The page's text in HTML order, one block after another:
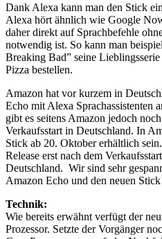
Dank Alexa kann man den Stick
Alexa hört ähnlich wie Google
daher direkt auf Sprachbefehle
notwendig ist. So kann man
Breaking Bad” seine
Pizza bestellen.
Amazon hat vor kurzem in
Echo mit Alexa Sprachassistenten
gibt es seitens Amazon jedoch
Verkaufsstart in Deutschland. In
Stick ab 20. Oktober erhältlich
Release erst nach dem
Deutschland. Wir sind sehr
Amazon Echo und den neuen
Technik:
Wie bereits erwähnt verfügt der
Prozessor. Setzte der Vorgänger